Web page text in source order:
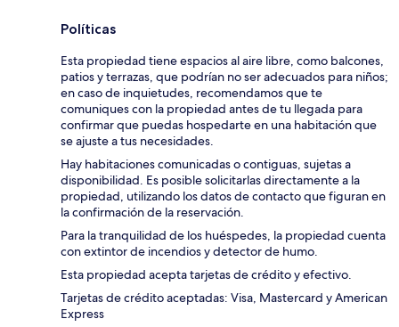
Políticas
Esta propiedad tiene espacios al aire libre, como balcones,
patios y terrazas, que podrían no ser adecuados para niños;
en caso de inquietudes, recomendamos que te
comuniques con la propiedad antes de tu llegada para
confirmar que puedas hospedarte en una habitación que
se ajuste a tus necesidades.
Hay habitaciones comunicadas o contiguas, sujetas a
disponibilidad. Es posible solicitarlas directamente a la
propiedad, utilizando los datos de contacto que figuran en
la confirmación de la reservación.
Para la tranquilidad de los huéspedes, la propiedad cuenta
con extintor de incendios y detector de humo.
Esta propiedad acepta tarjetas de crédito y efectivo.
Tarjetas de crédito aceptadas: Visa, Mastercard y American
Express